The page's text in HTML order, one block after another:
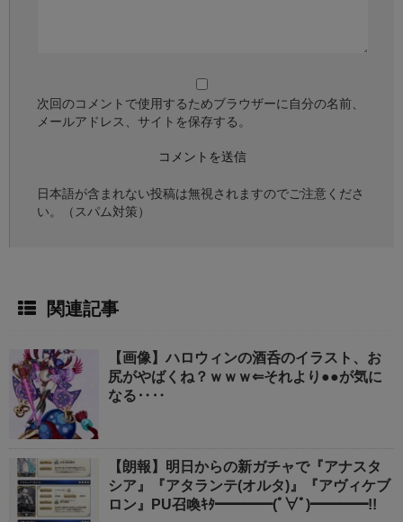
次回のコメントで使用するためブラウザーに自分の名前、
メールアドレス、サイトを保存する。
日本語が含まれない投稿は無視されますのでご注意くださ
い。（スパム対策）
関連記事
【画像】ハロウィンの酒呑のイラスト、お
尻がやばくね？ｗｗｗ⇐それより●●が気に
なる‥‥
【朗報】明日からの新ガチャで『アナスタ
シア』『アタランテ(オルタ)』『アヴィケブ
ロン』PU召喚ｷﾀ━━━━(ﾟ∀ﾟ)━━━━!!